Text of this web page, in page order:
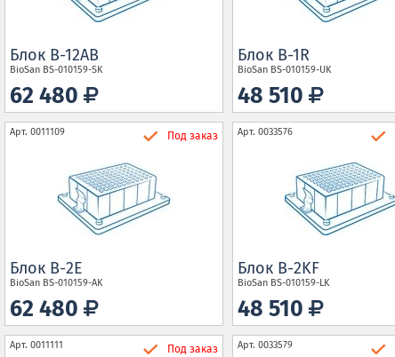
Блок B-12AB
BioSan BS-010159-SK
62 480
Блок B-1R
BioSan BS-010159-UK
48 510
Арт. 0011109 Под заказ
Блок B-2E
BioSan BS-010159-AK
62 480
Арт. 0033576
Блок B-2KF
BioSan BS-010159-LK
48 510
Арт. 0011111 Под заказ Арт. 0033579